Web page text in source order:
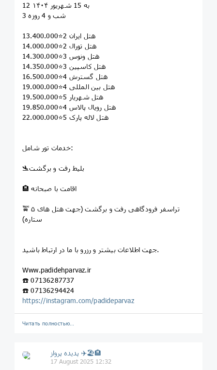
12 به 15 شهریور ۱۴۰۴
3 شب و 4 روزه
هتل ایران 2⭐13.400.000
هتل تورال 2⭐14.000.000
هتل ونوس 3⭐14.300.000
هتل کاسپین 3⭐14.350.000
هتل گسترش 4⭐16.500.000
هتل بین المللی 4⭐19.000.000
هتل شهریار 5⭐19.500.000
هتل رویال پالاس 4⭐19.850.000
هتل لاله پارک 5⭐22.000.000
خدمات تور شامل:
🛬بلیط رفت و برگشت
🏨 اقامت با صبحانه
🚖 تراسفر فرودگاهی رفت و برگشت (جهت هتل های ۵
ستاره)
جهت اطلاعات بیشتر و رزرو با ما در ارتباط باشید.
‏Www.padidehparvaz.ir
☎️ 07136287737
☎️ 07136294424
https://instagram.com/padideparvaz
Читать полностью…
پديده پرواز ✈️🏖🏨
17 August 2025 12:32